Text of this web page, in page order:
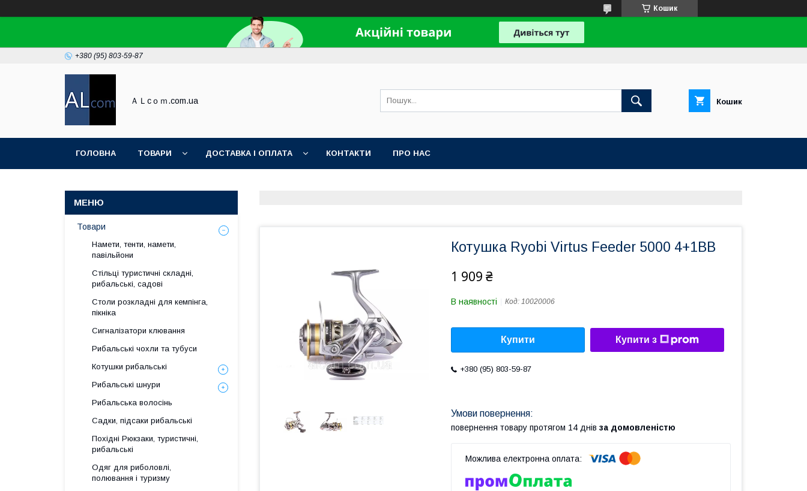
Кошик
+380 (95) 803-59-87
ＡＬcｏｍ.com.ua Кошик
ГОЛОВНА ТОВАРИ ДОСТАВКА І ОПЛАТА КОНТАКТИ ПРО НАС
Котушка Ryobi Virtus Feeder 5000 4+1BB
1 909 ₴
В наявності Код: 10020006
Купити Купити з
+380 (95) 803-59-87
повернення товару протягом 14 днів за домовленістю
Товари
Намети, тенти, намети,
павільйони
Стільці туристичні складні,
рибальські, садові
Столи розкладні для кемпінга,
пікніка
Сигналізатори клювання
Рибальські чохли та тубуси
Котушки рибальські
Рибальські шнури
Рибальська волосінь
Садки, підсаки рибальські
Похідні Рюкзаки, туристичні,
рибальські
Одяг для риболовлі,
полювання і туризму